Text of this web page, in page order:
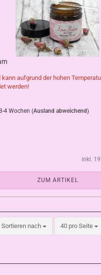
kann aufgrund der hohen
werden!
4 Wochen (Ausland abweichend)
inkl.
ZUM ARTIKEL
Sortieren nach
Sortieren nach 40 pro Seite
pro Seite